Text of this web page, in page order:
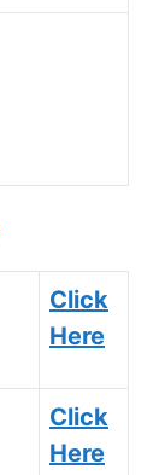
Click
Here
Click
Here